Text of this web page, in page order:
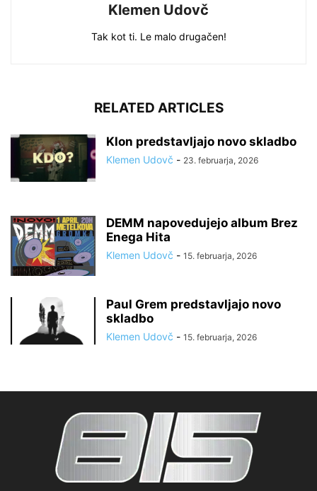
Klemen Udovč
Tak kot ti. Le malo drugačen!
RELATED ARTICLES
Klon predstavljajo novo skladbo
Klemen Udovč - 23. februarja, 2026
DEMM napovedujejo album Brez
Enega Hita
Klemen Udovč - 15. februarja, 2026
Paul Grem predstavljajo novo
skladbo
Klemen Udovč - 15. februarja, 2026